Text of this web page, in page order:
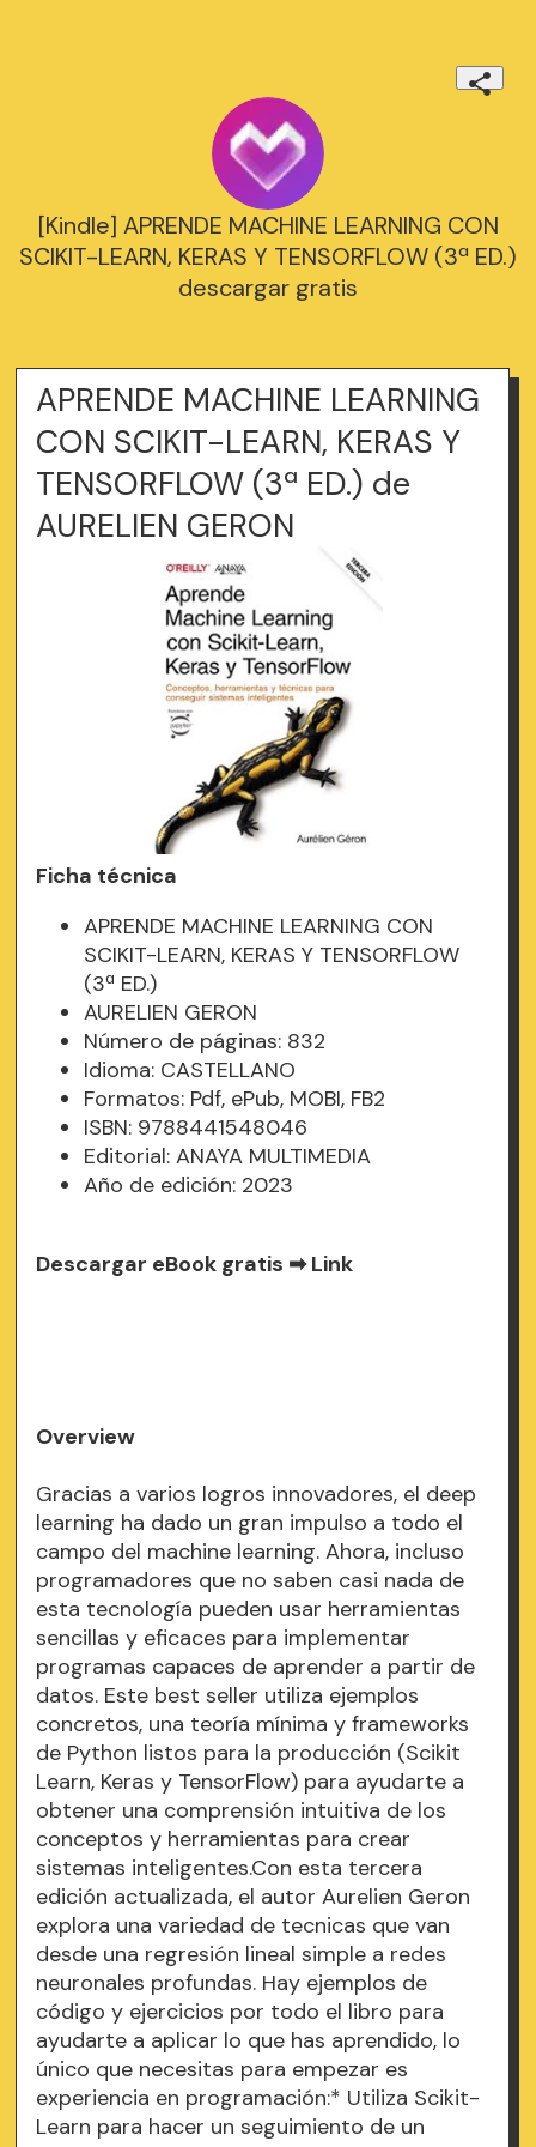
[Kindle] APRENDE MACHINE LEARNING CON
SCIKIT-LEARN, KERAS Y TENSORFLOW (3ª ED.)
descargar gratis
APRENDE MACHINE LEARNING
CON SCIKIT-LEARN, KERAS Y
TENSORFLOW (3ª ED.) de
AURELIEN GERON
Ficha técnica
APRENDE MACHINE LEARNING CON
SCIKIT-LEARN, KERAS Y TENSORFLOW
(3ª ED.)
AURELIEN GERON
Número de páginas: 832
Idioma: CASTELLANO
Formatos: Pdf, ePub, MOBI, FB2
ISBN: 9788441548046
Editorial: ANAYA MULTIMEDIA
Año de edición: 2023
Descargar eBook gratis ➡Link
Overview
Gracias a varios logros innovadores, el deep
learning ha dado un gran impulso a todo el
campo del machine learning. Ahora, incluso
programadores que no saben casi nada de
esta tecnología pueden usar herramientas
sencillas y eficaces para implementar
programas capaces de aprender a partir de
datos. Este best seller utiliza ejemplos
concretos, una teoría mínima y frameworks
de Python listos para la producción (Scikit
Learn, Keras y TensorFlow) para ayudarte a
obtener una comprensión intuitiva de los
conceptos y herramientas para crear
sistemas inteligentes.Con esta tercera
edición actualizada, el autor Aurelien Geron
explora una variedad de tecnicas que van
desde una regresión lineal simple a redes
neuronales profundas. Hay ejemplos de
código y ejercicios por todo el libro para
ayudarte a aplicar lo que has aprendido, lo
único que necesitas para empezar es
experiencia en programación:* Utiliza Scikit-
Learn para hacer un seguimiento de un